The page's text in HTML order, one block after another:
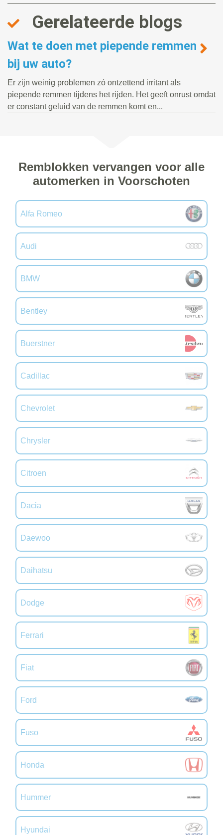
Gerelateerde blogs
Wat te doen met piepende remmen
bij uw auto?
Er zijn weinig problemen zó ontzettend irritant als
piepende remmen tijdens het rijden. Het geeft onrust omdat
er constant geluid van de remmen komt en...
Remblokken vervangen voor alle
automerken in Voorschoten
Alfa Romeo
Audi
BMW
Bentley
Buerstner
Cadillac
Chevrolet
Chrysler
Citroen
Dacia
Daewoo
Daihatsu
Dodge
Ferrari
Fiat
Ford
Fuso
Honda
Hummer
Hyundai